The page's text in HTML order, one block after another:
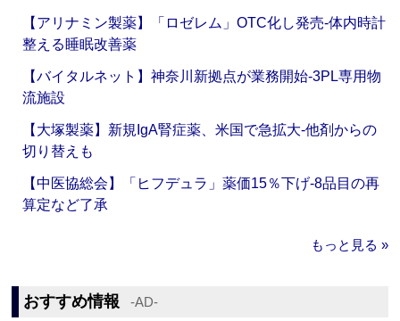
【アリナミン製薬】「ロゼレム」OTC化し発売‐体内時計
整える睡眠改善薬
【バイタルネット】神奈川新拠点が業務開始‐3PL専用物
流施設
【大塚製薬】新規IgA腎症薬、米国で急拡大‐他剤からの
切り替えも
【中医協総会】「ヒフデュラ」薬価15％下げ‐8品目の再
算定など了承
もっと見る »
おすすめ情報 ‐AD‐